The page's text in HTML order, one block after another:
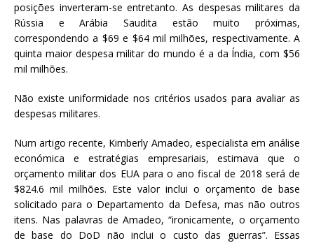
posições inverteram-se entretanto. As despesas militares da
Rússia e Arábia Saudita estão muito próximas,
correspondendo a $69 e $64 mil milhões, respectivamente. A
quinta maior despesa militar do mundo é a da Índia, com $56
mil milhões.
Não existe uniformidade nos critérios usados para avaliar as
despesas militares.
Num artigo recente, Kimberly Amadeo, especialista em análise
económica e estratégias empresariais, estimava que o
orçamento militar dos EUA para o ano fiscal de 2018 será de
$824.6 mil milhões. Este valor inclui o orçamento de base
solicitado para o Departamento da Defesa, mas não outros
itens. Nas palavras de Amadeo, “ironicamente, o orçamento
de base do DoD não inclui o custo das guerras”. Essas